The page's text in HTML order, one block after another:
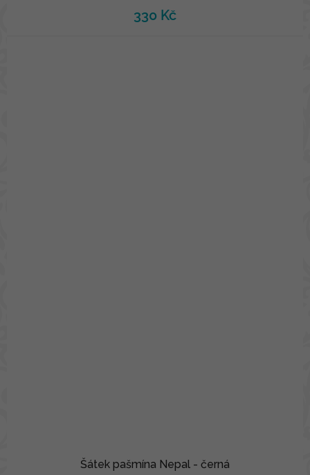
330 Kč
Šátek pašmína Nepal - černá